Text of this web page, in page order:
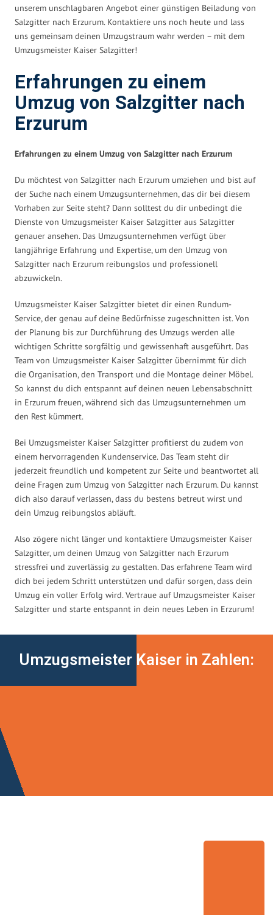
unserem unschlagbaren Angebot einer günstigen Beiladung von
Salzgitter nach Erzurum. Kontaktiere uns noch heute und lass
uns gemeinsam deinen Umzugstraum wahr werden – mit dem
Umzugsmeister Kaiser Salzgitter!
Erfahrungen zu einem
Umzug von Salzgitter nach
Erzurum
Erfahrungen zu einem Umzug von Salzgitter nach Erzurum
Du möchtest von Salzgitter nach Erzurum umziehen und bist auf
der Suche nach einem Umzugsunternehmen, das dir bei diesem
Vorhaben zur Seite steht? Dann solltest du dir unbedingt die
Dienste von Umzugsmeister Kaiser Salzgitter aus Salzgitter
genauer ansehen. Das Umzugsunternehmen verfügt über
langjährige Erfahrung und Expertise, um den Umzug von
Salzgitter nach Erzurum reibungslos und professionell
abzuwickeln.
Umzugsmeister Kaiser Salzgitter bietet dir einen Rundum-
Service, der genau auf deine Bedürfnisse zugeschnitten ist. Von
der Planung bis zur Durchführung des Umzugs werden alle
wichtigen Schritte sorgfältig und gewissenhaft ausgeführt. Das
Team von Umzugsmeister Kaiser Salzgitter übernimmt für dich
die Organisation, den Transport und die Montage deiner Möbel.
So kannst du dich entspannt auf deinen neuen Lebensabschnitt
in Erzurum freuen, während sich das Umzugsunternehmen um
den Rest kümmert.
Bei Umzugsmeister Kaiser Salzgitter profitierst du zudem von
einem hervorragenden Kundenservice. Das Team steht dir
jederzeit freundlich und kompetent zur Seite und beantwortet all
deine Fragen zum Umzug von Salzgitter nach Erzurum. Du kannst
dich also darauf verlassen, dass du bestens betreut wirst und
dein Umzug reibungslos abläuft.
Also zögere nicht länger und kontaktiere Umzugsmeister Kaiser
Salzgitter, um deinen Umzug von Salzgitter nach Erzurum
stressfrei und zuverlässig zu gestalten. Das erfahrene Team wird
dich bei jedem Schritt unterstützen und dafür sorgen, dass dein
Umzug ein voller Erfolg wird. Vertraue auf Umzugsmeister Kaiser
Salzgitter und starte entspannt in dein neues Leben in Erzurum!
Umzugsmeister Kaiser in Zahlen: